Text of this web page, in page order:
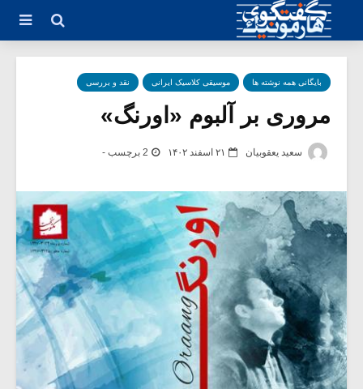
بایگانی همه نوشته ها موسیقی کلاسیک ایرانی نقد و بررسی
مروری بر آلبوم «اورنگ»
سعید یعقوبیان ۲۱ اسفند ۱۴۰۲ 2 برچسب -